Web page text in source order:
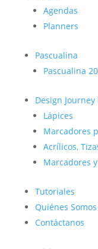
Agendas
Planners
Pascualina
Pascualina
Design
Lápices
Marcadores
Acrílicos,
Marcadores
Tutoriales
Quiénes Somos
Contáctanos